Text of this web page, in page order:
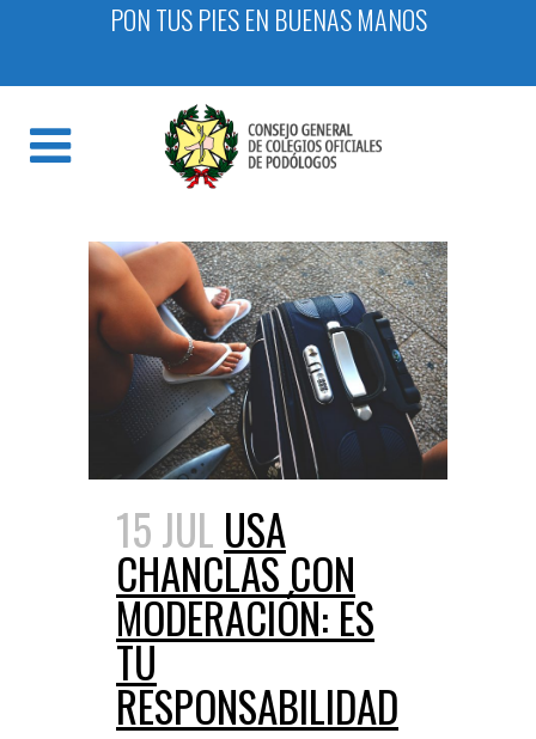
PON TUS PIES EN BUENAS MANOS
15 JUL USA
CHANCLAS CON
MODERACIÓN: ES
TU
RESPONSABILIDAD